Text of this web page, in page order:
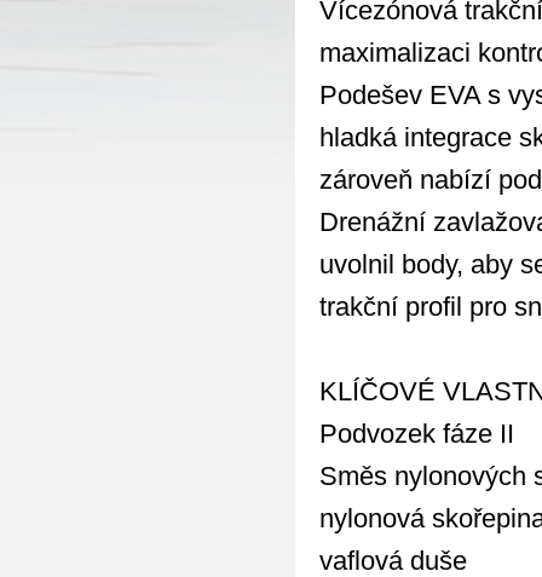
Vícezónová
maximalizaci
Podešev EVA s
hladká integrace
zároveň nabízí
Drenážní
uvolnil body, aby
trakční profil pro
KLÍČOVÉ
Podvozek fáze II
Směs nylonových
nylonová
vaflová duše